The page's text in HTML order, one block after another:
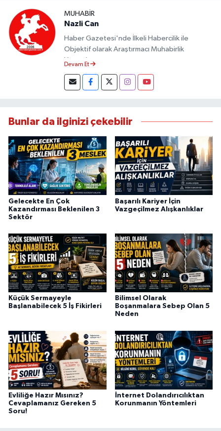
MUHABIR
Nazli Can
Haber Gazetesi'nde İlkeli Habercilik ile
Objektif olarak Araştırmacı Muhabirlik
Yapmaktayım.
Devam Et
Bunlar da ilginizi çekebilir
Gelecekte En Çok
Kazandırması Beklenilen 3
Sektör
Başarılı Kariyer İçin
Vazgeçilmez Alışkanlıklar
Küçük Sermayeyle
Başlanabilecek 5 İş Fikirleri
Bilimsel Olarak
Boşanmalara Sebep Olan 5
Neden
Evliliğe Hazır Mısınız?
Cevaplamanız Gereken 5
Soru!
İnternet Dolandırıcılıktan
Korunmanın Yöntemleri